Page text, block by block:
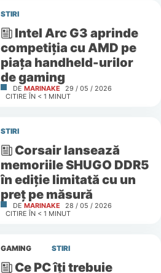
STIRI
Intel Arc G3 aprinde
competiția cu AMD pe
piața handheld-urilor
de gaming
DE MARINAKE
29 / 05 / 2026
CITIRE ÎN < 1 MINUT
STIRI
Corsair lansează
memoriile SHUGO DDR5
în ediție limitată cu un
preț pe măsură
DE MARINAKE
28 / 05 / 2026
CITIRE ÎN < 1 MINUT
GAMING STIRI
Ce PC îți trebuie